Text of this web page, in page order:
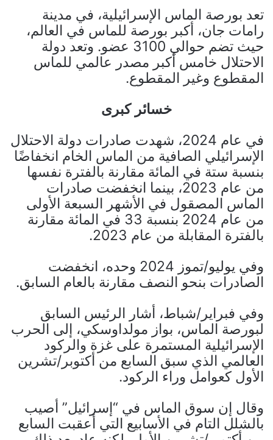
تعد بورصة الماس الإسرائيلية، في مدينة
رامات جان، أكبر بورصة للماس في العالم،
حيث تضم حوالي 3100 عضو. وتعد دولة
الاحتلال خامس أكبر مصدر عالمي للماس
المقطوع وغير المقطوع.
خسائر كبرى
في عام 2024، شهدت صادرات دولة الاحتلال
الإسرائيلي الصافية من الماس الخام انخفاضًا
بنسبة ستة في المائة مقارنة بالفترة نفسها
من عام 2023، بينما انخفضت صادرات
الماس المصقول في الأشهر السبعة الأولى
من عام 2024 بنسبة 33 في المائة مقارنة
بالفترة المقابلة من عام 2023.
وفي يوليو/تموز 2024 وحده، انخفضت
الصادرات بنحو النصف مقارنة بالعام السابق.
وفي فبراير/شباط، أشار الرئيس السابق
لبورصة الماس، بواز مولداوسكي، إلى الحرب
الإسرائيلية المستمرة على غزة والركود
العالمي الذي سبق السابع من أكتوبر/تشرين
الأول كعوامل وراء الركود.
وقال إن سوق الماس في “إسرائيل” أصيب
بالشلل التام في الأسابيع التي أعقبت السابع